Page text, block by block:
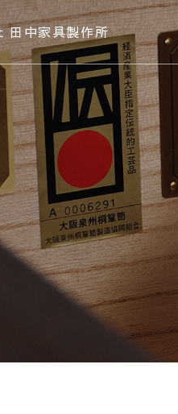
田中家具製作所